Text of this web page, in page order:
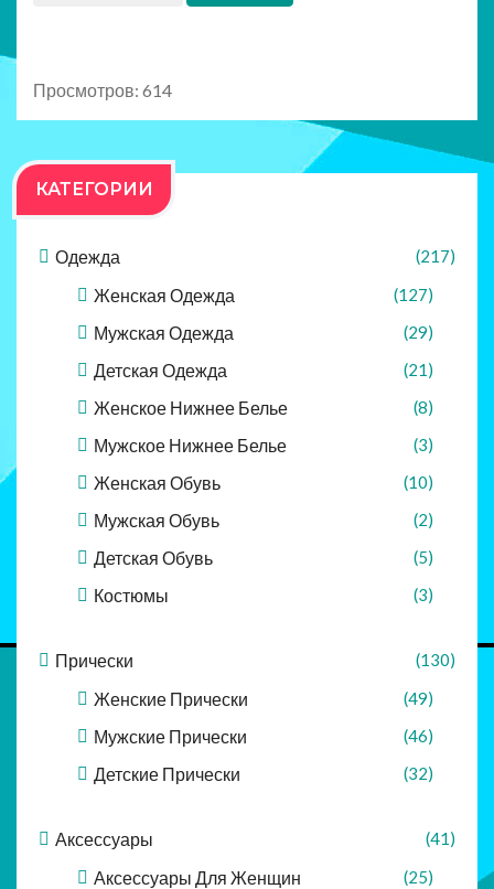
Просмотров: 614
КАТЕГОРИИ
Одежда (217)
Женская Одежда (127)
Мужская Одежда (29)
Детская Одежда (21)
Женское Нижнее Белье (8)
Мужское Нижнее Белье (3)
Женская Обувь (10)
Мужская Обувь (2)
Детская Обувь (5)
Костюмы (3)
Прически (130)
Женские Прически (49)
Мужские Прически (46)
Детские Прически (32)
Аксессуары (41)
Аксессуары Для Женщин (25)